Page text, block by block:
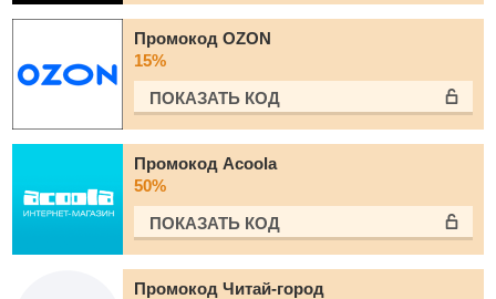
Промокод OZON
15%
ПОКАЗАТЬ КОД
Промокод Acoola
50%
ПОКАЗАТЬ КОД
Промокод Читай-город